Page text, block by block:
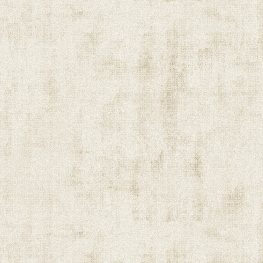
an. Die US Rails sind der allerbeste
der Tat mehr als die Summe seiner Teile.
ihren Spielraum. Die gemeinsamen Songs
Output aus dem eigenen Schaffen. So sind
die stärksten Momente des Abends. Ein
„Blue-Rose-Haufen“ mit blindem
Funke springt auch im gut besuchten
schon noch honoriert, wobei bei 15
werden kann. Ein schöner Abend wars,
getroffen. Und Willy? Hat sich beide CD‘s
Die Band:
Tom Gillam (Gitarre, Gesang)
Ben Arnold (Klavier, E-Piano, Orgel,
Matt Muir (Schlagzeug, Gesang)
Joseph Parsons (Gitarre, Gesang)
Scott Bricklin (Bass, Gesang)
Setlist :
Heart Don‘t Lie
Ring A Big Bell
Same Old You (Same Old Me)